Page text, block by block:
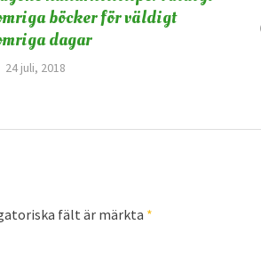
böcker för väldigt
dagar
24 juli, 2018
fält är märkta *